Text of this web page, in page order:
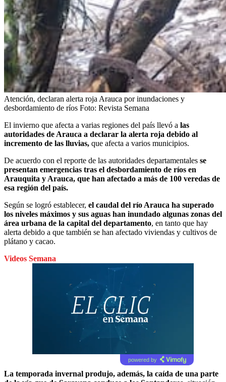
Atención, declaran alerta roja Arauca por inundaciones y
desbordamiento de ríos Foto: Revista Semana
El invierno que afecta a varias regiones del país llevó a las
autoridades de Arauca a declarar la alerta roja debido al
incremento de las lluvias, que afecta a varios municipios.
De acuerdo con el reporte de las autoridades departamentales se
presentan emergencias tras el desbordamiento de ríos en
Arauquita y Arauca, que han afectado a más de 100 veredas de
esa región del país.
Según se logró establecer, el caudal del río Arauca ha superado
los niveles máximos y sus aguas han inundado algunas zonas del
área urbana de la capital del departamento, en tanto que hay
alerta debido a que también se han afectado viviendas y cultivos de
plátano y cacao.
Videos Semana
powered by
La temporada invernal produjo, además, la caída de una parte